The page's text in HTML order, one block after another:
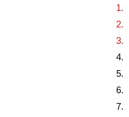
1.
2.
3.
4.
5.
6.
7.